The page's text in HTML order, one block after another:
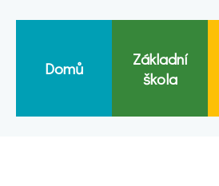
Domů
Základní
škola